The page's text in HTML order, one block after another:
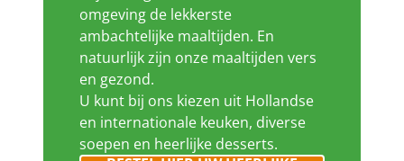
omgeving de lekkerste
ambachtelijke maaltijden. En
natuurlijk zijn onze maaltijden vers
en gezond.
U kunt bij ons kiezen uit Hollandse
en internationale keuken, diverse
soepen en heerlijke desserts.